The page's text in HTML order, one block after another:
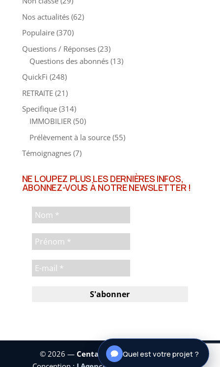
Non classé (29)
Nos actualités(62)
Populaire (370)
Questions / Réponses(23)
Questions des abonnés(13)
QuickFi (248)
RETRAITE(21)
Specifique (314)
IMMOBILIER(50)
Prélèvement à la source (55)
Témoignagnes(7)
NE LOUPEZ PLUS LES DERNIÈRES INFOS,
ABONNEZ-VOUS À NOTRE NEWSLETTER !
© 2026 — Centaure Investissements|
Quel est votre projet ?